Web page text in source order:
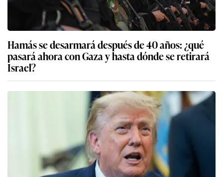
Hamás se desarmará después de 40 años: ¿qué
pasará ahora con Gaza y hasta dónde se retirará
Israel?